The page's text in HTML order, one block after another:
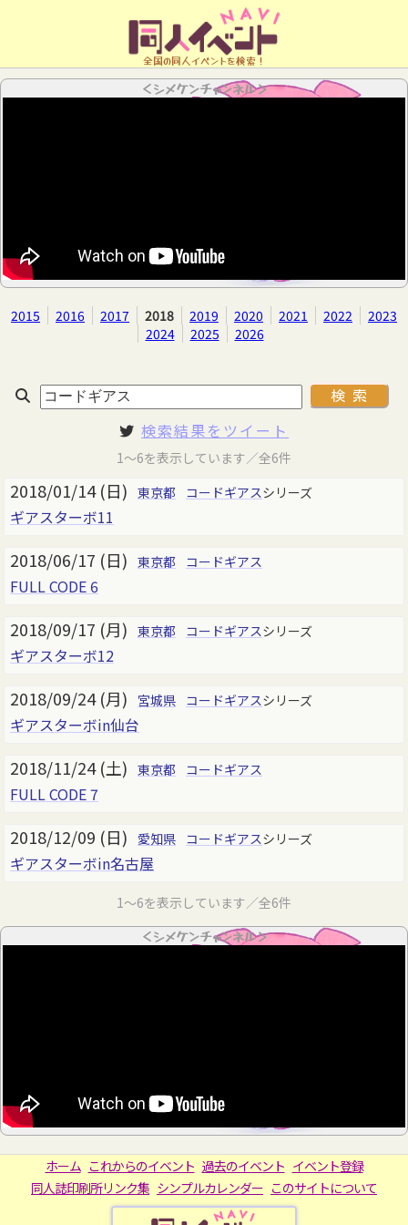
全国の同人イベントを検索！
＜シメケンチャンネル＞
2015 2016 2017 2018 2019 2020 2021 2022
2023
2024
2025 2026
検索結果をツイート
1～6を表示しています／全6件
2018/01/14 (日) 東京都 コードギアスシリーズ
ギアスターボ11
2018/06/17 (日) 東京都 コードギアス
FULL CODE 6
2018/09/17 (月) 東京都 コードギアスシリーズ
ギアスターボ12
2018/09/24 (月) 宮城県 コードギアスシリーズ
ギアスターボin仙台
2018/11/24 (土) 東京都 コードギアス
FULL CODE 7
2018/12/09 (日) 愛知県 コードギアスシリーズ
ギアスターボin名古屋
1～6を表示しています／全6件
＜シメケンチャンネル＞
ホーム これからのイベント 過去のイベント イベント登録
同人誌印刷所リンク集 シンプルカレンダー このサイトについて